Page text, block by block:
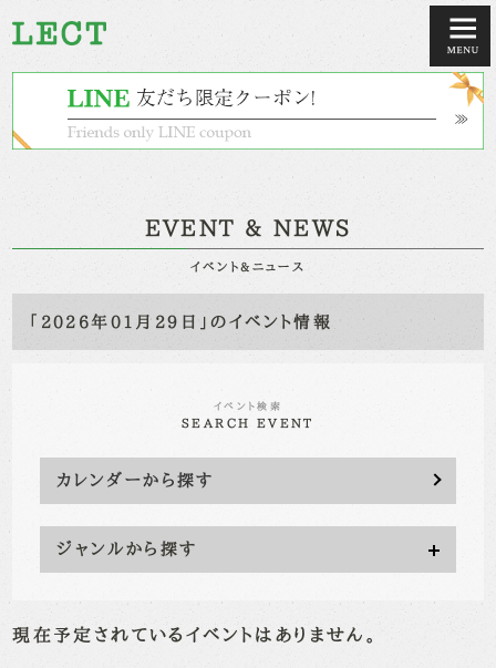
EVENT & NEWS
イベント&ニュース
「2026年01月29日」のイベント情報
イベント検索
SEARCH EVENT
カレンダーから探す
ジャンルから探す
現在予定されているイベントはありません。